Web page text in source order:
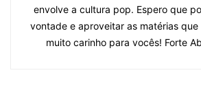
envolve a cultura pop. Espero que
vontade e aproveitar as matérias que
muito carinho para vocês! Forte